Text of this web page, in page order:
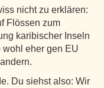
nicht zu erklären:
Flössen zum
karibischer Inseln
wohl eher gen EU
Du siehst also: Wir